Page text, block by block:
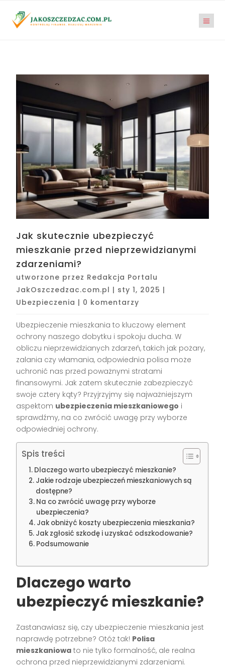
Jak skutecznie ubezpieczyć
mieszkanie przed nieprzewidzianymi
zdarzeniami?
utworzone przez Redakcja Portalu
JakOszczedzac.com.pl | sty 1, 2025 |
Ubezpieczenia | 0 komentarzy
Ubezpieczenie mieszkania to kluczowy element
ochrony naszego dobytku i spokoju ducha. W
obliczu nieprzewidzianych zdarzeń, takich jak pożary,
zalania czy włamania, odpowiednia polisa może
uchronić nas przed poważnymi stratami
finansowymi. Jak zatem skutecznie zabezpieczyć
swoje cztery kąty? Przyjrzyjmy się najważniejszym
aspektom ubezpieczenia mieszkaniowego i
sprawdźmy, na co zwrócić uwagę przy wyborze
odpowiedniej ochrony.
Spis treści
Dlaczego warto ubezpieczyć mieszkanie?
Jakie rodzaje ubezpieczeń mieszkaniowych są
dostępne?
Na co zwrócić uwagę przy wyborze
ubezpieczenia?
Jak obniżyć koszty ubezpieczenia mieszkania?
Jak zgłosić szkodę i uzyskać odszkodowanie?
Podsumowanie
Dlaczego warto
ubezpieczyć mieszkanie?
Zastanawiasz się, czy ubezpieczenie mieszkania jest
naprawdę potrzebne? Otóż tak! Polisa
mieszkaniowa to nie tylko formalność, ale realna
ochrona przed nieprzewidzianymi zdarzeniami.